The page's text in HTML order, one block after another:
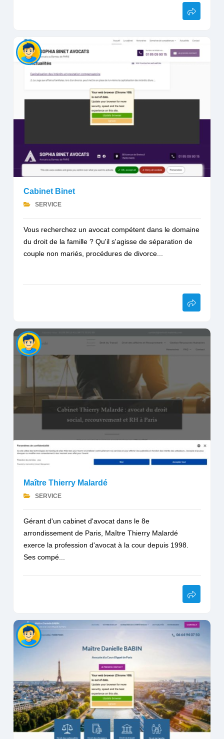
Cabinet Binet
SERVICE
Vous recherchez un avocat compétent dans le domaine
du droit de la famille ? Qu'il s'agisse de séparation de
couple non mariés, procédures de divorce...
Maître Thierry Malardé
SERVICE
Gérant d'un cabinet d'avocat dans le 8e
arrondissement de Paris, Maître Thierry Malardé
exerce la profession d'avocat à la cour depuis 1998.
Ses compé...